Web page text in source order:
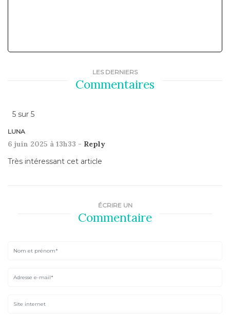
LES DERNIERS
Commentaires
5 sur 5
LUNA
6 juin 2025 à 13h33 - Reply
Très intéressant cet article
ÉCRIRE UN
Commentaire